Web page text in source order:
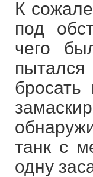
К
под
чего
танк с
одну